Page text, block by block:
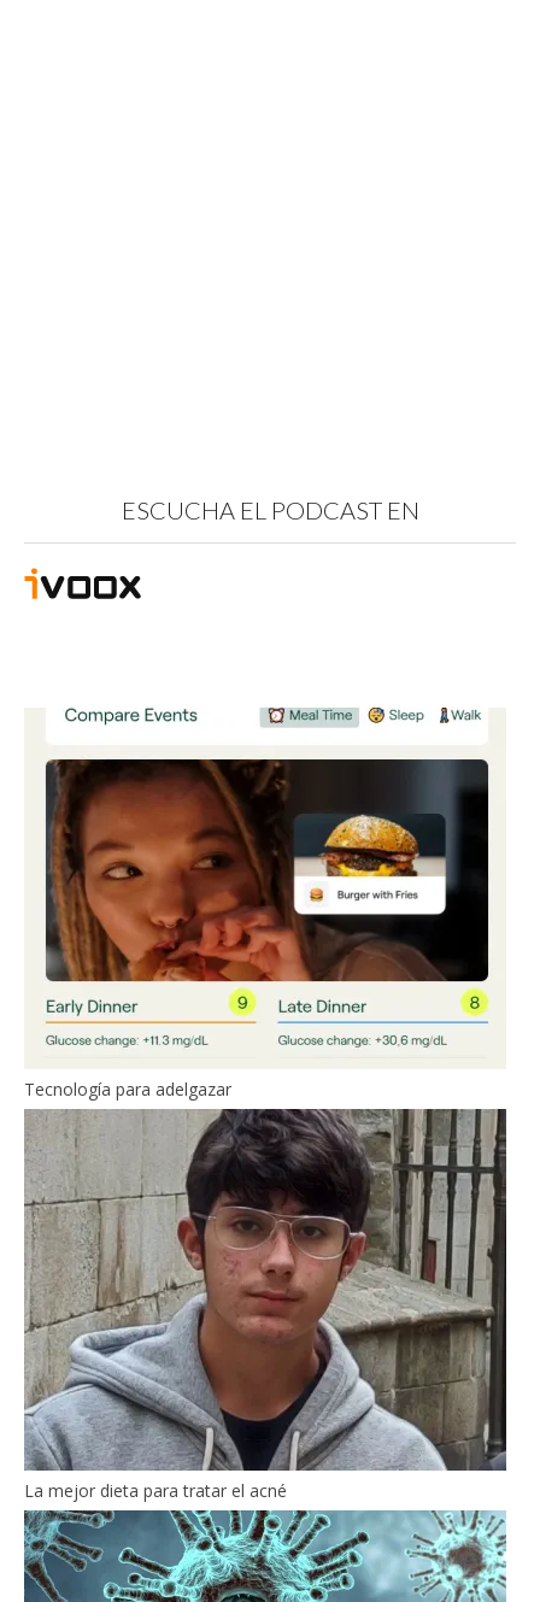
ESCUCHA EL PODCAST EN
Tecnología para adelgazar
La mejor dieta para tratar el acné